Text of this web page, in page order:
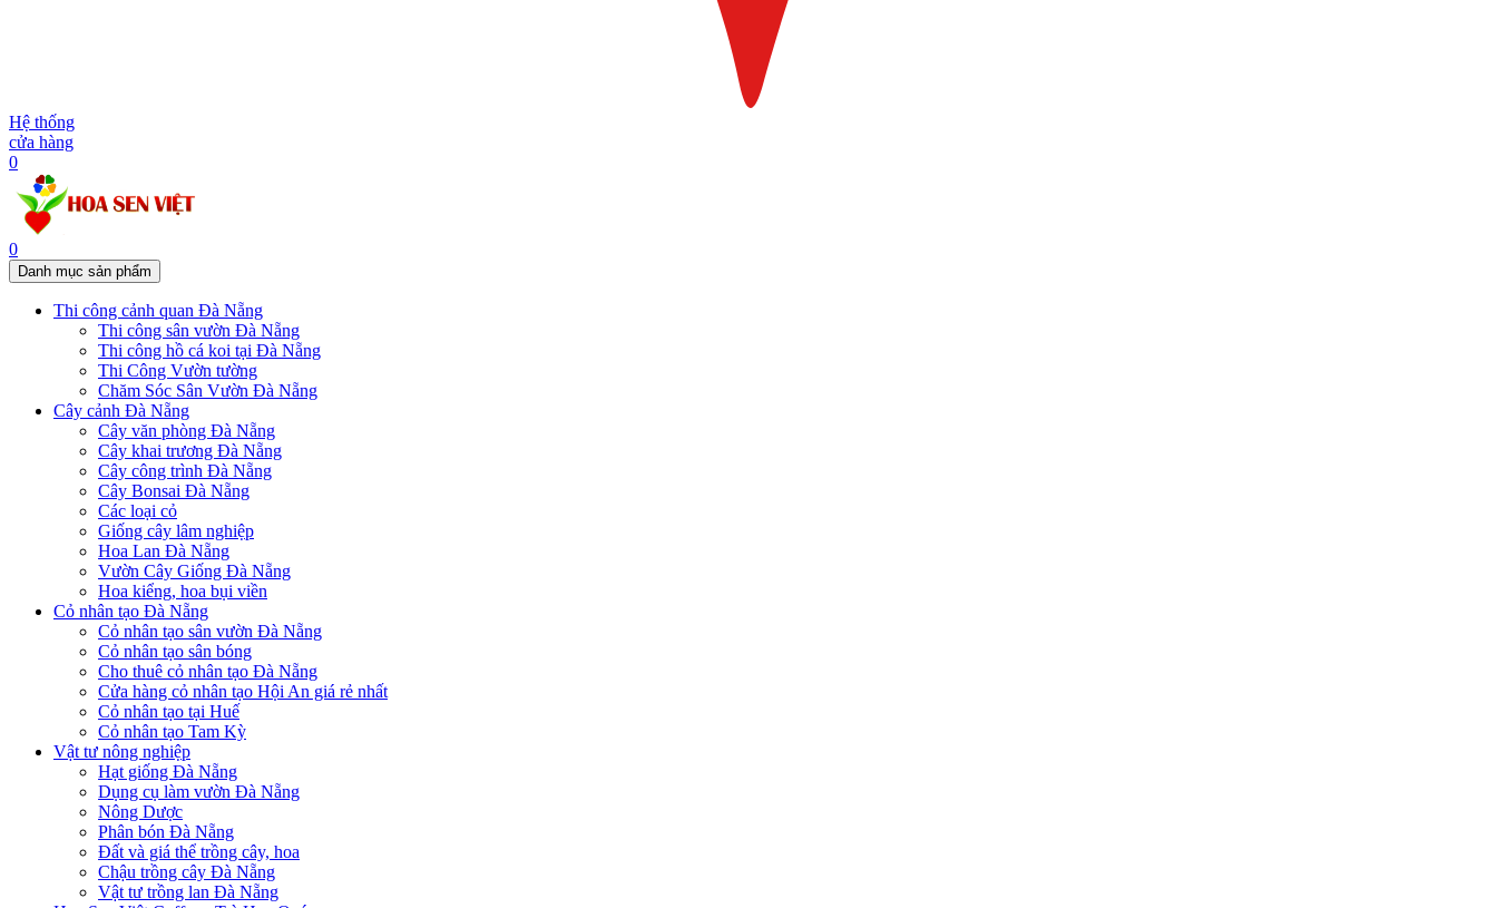
Hệ thống
cửa hàng
0
0
Danh mục sản phẩm
Thi công cảnh quan Đà Nẵng
Thi công sân vườn Đà Nẵng
Thi công hồ cá koi tại Đà Nẵng
Thi Công Vườn tường
Chăm Sóc Sân Vườn Đà Nẵng
Cây cảnh Đà Nẵng
Cây văn phòng Đà Nẵng
Cây khai trương Đà Nẵng
Cây công trình Đà Nẵng
Cây Bonsai Đà Nẵng
Các loại cỏ
Giống cây lâm nghiệp
Hoa Lan Đà Nẵng
Vườn Cây Giống Đà Nẵng
Hoa kiểng, hoa bụi viền
Cỏ nhân tạo Đà Nẵng
Cỏ nhân tạo sân vườn Đà Nẵng
Cỏ nhân tạo sân bóng
Cho thuê cỏ nhân tạo Đà Nẵng
Cửa hàng cỏ nhân tạo Hội An giá rẻ nhất
Cỏ nhân tạo tại Huế
Cỏ nhân tạo Tam Kỳ
Vật tư nông nghiệp
Hạt giống Đà Nẵng
Dụng cụ làm vườn Đà Nẵng
Nông Dược
Phân bón Đà Nẵng
Đất và giá thể trồng cây, hoa
Chậu trồng cây Đà Nẵng
Vật tư trồng lan Đà Nẵng